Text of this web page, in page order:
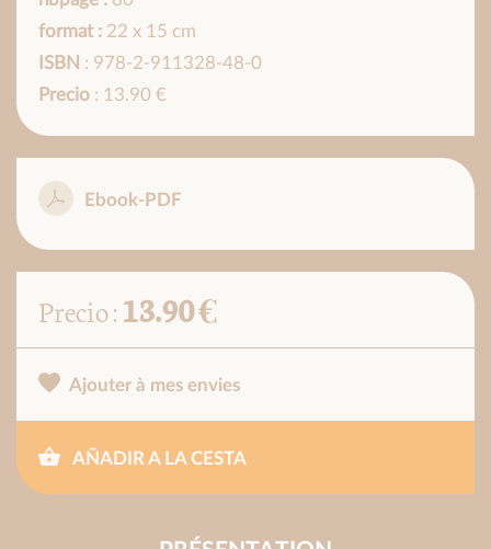
format : 22 x 15 cm
ISBN : 978-2-911328-48-0
Precio : 13.90 €
Ebook-PDF
Precio :13.90 €
Ajouter à mes envies
AÑADIR A LA CESTA